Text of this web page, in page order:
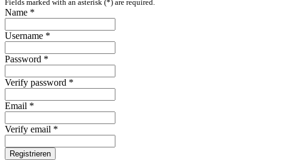
Fields marked with an asterisk (*) are required.
Name *
Username *
Password *
Verify password *
Email *
Verify email *
Registrieren